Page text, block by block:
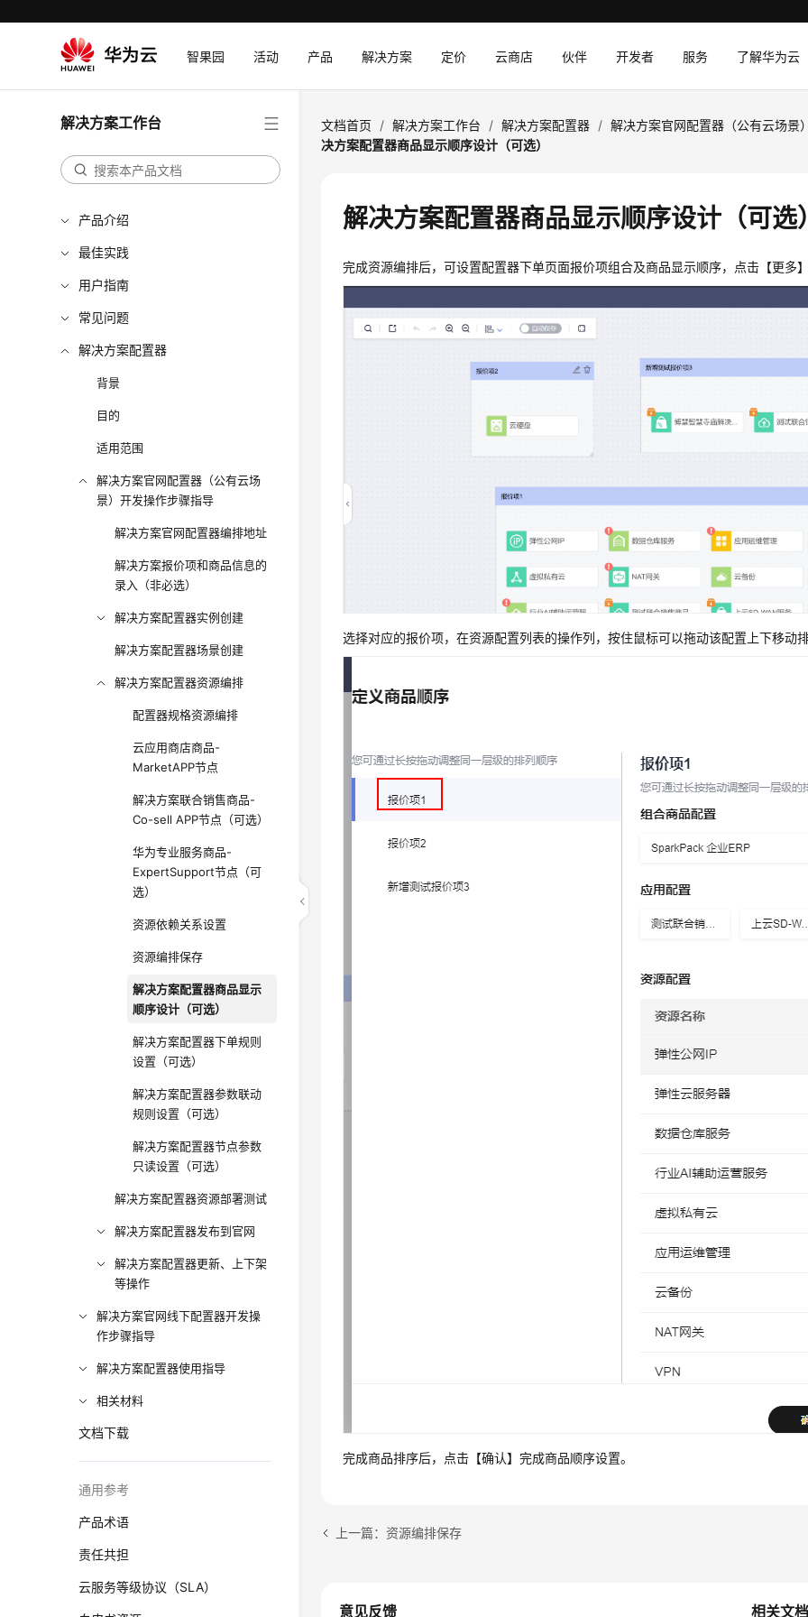
智果园 活动 产品 解决方案 定价 云商店 伙伴 开发者 服务 了解华为云
解决方案工作台
产品介绍
最佳实践
用户指南
常见问题
解决方案配置器
背景
目的
适用范围
解决方案官网配置器（公有云场
景）开发操作步骤指导
解决方案官网配置器编排地址
解决方案报价项和商品信息的
录入（非必选）
解决方案配置器实例创建
解决方案配置器场景创建
解决方案配置器资源编排
配置器规格资源编排
云应用商店商品-
MarketAPP节点
解决方案联合销售商品-
Co-sell APP节点（可选）
华为专业服务商品-
ExpertSupport节点（可
选）
资源依赖关系设置
资源编排保存
解决方案配置器商品显示
顺序设计（可选）
解决方案配置器下单规则
设置（可选）
解决方案配置器参数联动
规则设置（可选）
解决方案配置器节点参数
只读设置（可选）
解决方案配置器资源部署测试
解决方案配置器发布到官网
解决方案配置器更新、上下架
等操作
解决方案官网线下配置器开发操
作步骤指导
解决方案配置器使用指导
相关材料
文档下载
通用参考
产品术语
责任共担
云服务等级协议（SLA）
文档首页 / 解决方案工作台 / 解决方案配置器 / 解决方案官网配置器（公有云场景
决方案配置器商品显示顺序设计（可选）
解决方案配置器商品显示顺序设计（可选
完成资源编排后，可设置配置器下单页面报价项组合及商品显示顺序，点击【更多
选择对应的报价项，在资源配置列表的操作列，按住鼠标可以拖动该配置上下移动
完成商品排序后，点击【确认】完成商品顺序设置。
上一篇：资源编排保存
相关文档
意见反馈